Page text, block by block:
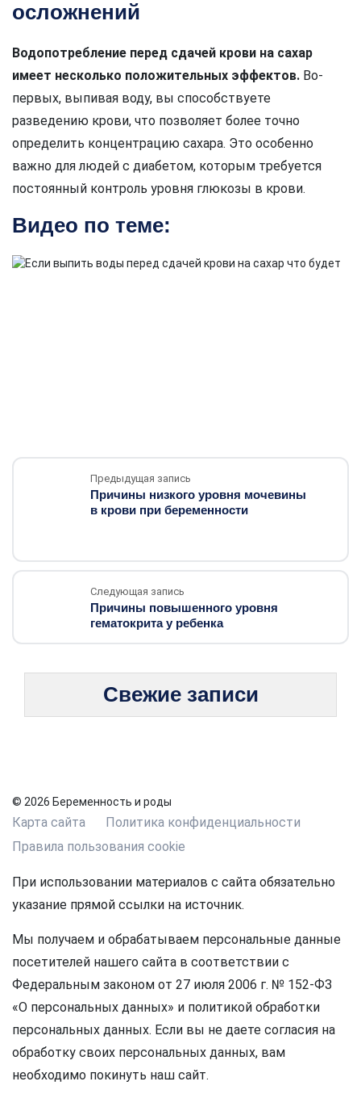
осложнений
Водопотребление перед сдачей крови на сахар
имеет несколько положительных эффектов. Во-
первых, выпивая воду, вы способствуете
разведению крови, что позволяет более точно
определить концентрацию сахара. Это особенно
важно для людей с диабетом, которым требуется
постоянный контроль уровня глюкозы в крови.
Видео по теме:
Предыдущая запись
Причины низкого уровня мочевины
в крови при беременности
Следующая запись
Причины повышенного уровня
гематокрита у ребенка
Свежие записи
© 2026 Беременность и роды
Карта сайта
Политика конфиденциальности
Правила пользования cookie
При использовании материалов с сайта обязательно
указание прямой ссылки на источник.
Мы получаем и обрабатываем персональные данные
посетителей нашего сайта в соответствии с
Федеральным законом от 27 июля 2006 г. № 152-ФЗ
«О персональных данных» и политикой обработки
персональных данных. Если вы не даете согласия на
обработку своих персональных данных, вам
необходимо покинуть наш сайт.